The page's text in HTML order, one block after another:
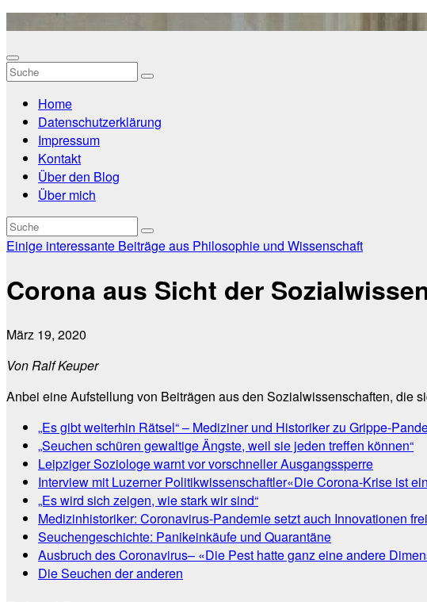
springen
Home
Datenschutzerklärung
Impressum
Kontakt
Über den Blog
Über mich
Einige interessante Beiträge aus Philosophie und Wissenschaft
Corona aus Sicht der
März 19, 2020
Von Ralf Keuper
Anbei eine Aufstellung von Beiträgen aus den Sozialwissenschaften, die
„Es gibt weiterhin Rätsel“ – Mediziner und Historiker zu Grippe-
„Seuchen schüren gewaltige Ängste, weil sie jeden treffen können“
Leipziger Soziologe warnt vor vorschneller Ausgangssperre
Interview mit Luzerner Politikwissenschaftler«Die Corona-Krise ist
„Es wird sich zeigen, wie stark wir sind“
Medizinhistoriker: Coronavirus-Pandemie setzt auch Innovationen frei
Seuchengeschichte: Panikeinkäufe und Quarantäne
Ausbruch des Coronavirus– «Die Pest hatte ganz eine andere
Die Seuchen der anderen